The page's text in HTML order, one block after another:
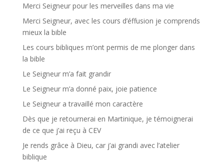
Merci Seigneur pour les merveilles dans ma vie
Merci Seigneur, avec les cours d’éffusion je comprends
mieux la bible
Les cours bibliques m’ont permis de me plonger dans
la bible
Le Seigneur m’a fait grandir
Le Seigneur m’a donné paix, joie patience
Le Seigneur a travaillé mon caractère
Dès que je retournerai en Martinique, je témoignerai
de ce que j’ai reçu à CEV
Je rends grâce à Dieu, car j’ai grandi avec l’atelier
biblique